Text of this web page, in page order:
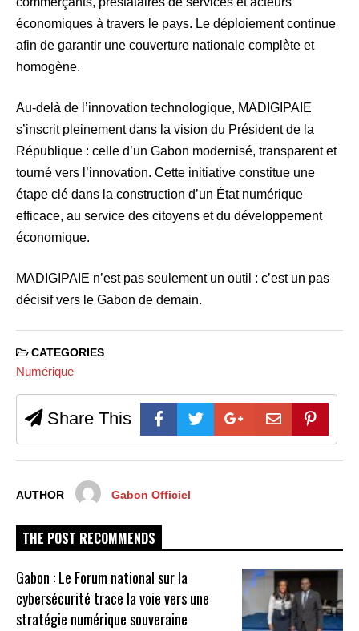
économiques à travers le pays. Le déploiement continue
afin de garantir une couverture nationale complète et
homogène.
Au-delà de l’innovation technologique, MADIGIPAIE
s’inscrit pleinement dans la vision du Président de la
République : celle d’un Gabon modernisé, transparent et
tourné vers l’innovation. Cette initiative constitue une
étape clé dans la construction d’un État numérique
efficace, au service des citoyens et du développement
économique.
MADIGIPAIE n’est pas seulement un outil : c’est un pas
décisif vers le Gabon de demain.
CATEGORIES
Numérique
Share This
AUTHOR Gabon Officiel
THE POST RECOMMENDS
Gabon : Le Forum national sur la
cybersécurité trace la voie vers une
stratégie numérique souveraine